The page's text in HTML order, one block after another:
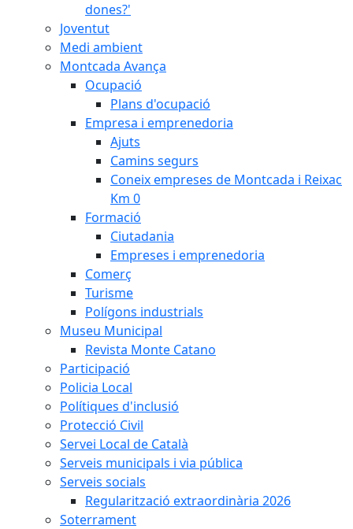
dones?'
Joventut
Medi ambient
Montcada Avança
Ocupació
Plans d'ocupació
Empresa i emprenedoria
Ajuts
Camins segurs
Coneix empreses de Montcada i Reixac
Km 0
Formació
Ciutadania
Empreses i emprenedoria
Comerç
Turisme
Polígons industrials
Museu Municipal
Revista Monte Catano
Participació
Policia Local
Polítiques d'inclusió
Protecció Civil
Servei Local de Català
Serveis municipals i via pública
Serveis socials
Regularització extraordinària 2026
Soterrament